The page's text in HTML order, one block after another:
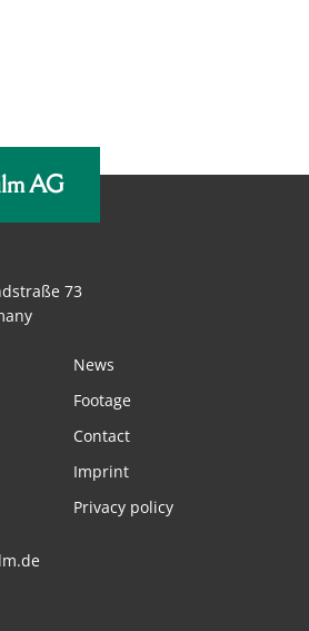
AG
73
News
Footage
Contact
Imprint
Privacy policy